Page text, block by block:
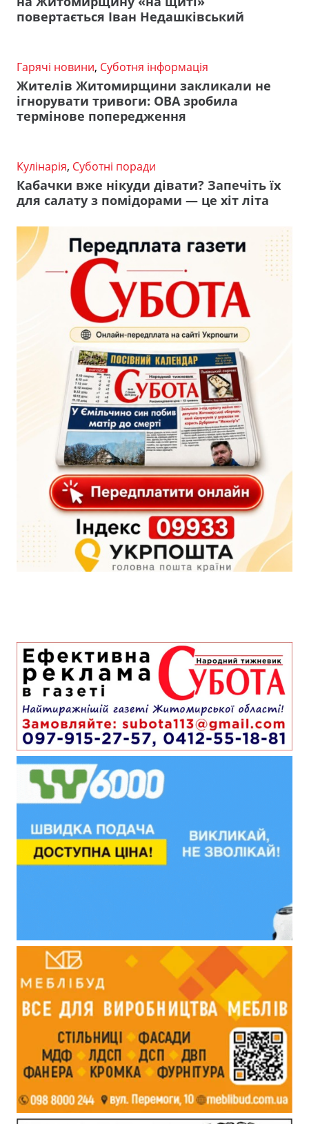
повертається Іван Недашківський
Гарячі новини, Суботня інформація
Жителів Житомирщини закликали не
ігнорувати тривоги: ОВА зробила
термінове попередження
Кулінарія, Суботні поради
Кабачки вже нікуди дівати? Запечіть їх
для салату з помідорами — це хіт літа